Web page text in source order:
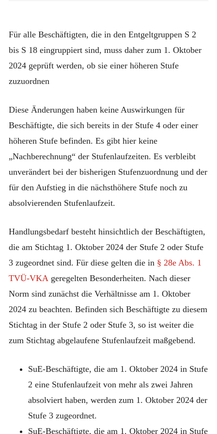
Für alle Beschäftigten, die in den Entgeltgruppen S 2
bis S 18 eingruppiert sind, muss daher zum 1. Oktober
2024 geprüft werden, ob sie einer höheren Stufe
zuzuordnen
Diese Änderungen haben keine Auswirkungen für
Beschäftigte, die sich bereits in der Stufe 4 oder einer
höheren Stufe befinden. Es gibt hier keine
„Nachberechnung“ der Stufenlaufzeiten. Es verbleibt
unverändert bei der bisherigen Stufenzuordnung und der
für den Aufstieg in die nächsthöhere Stufe noch zu
absolvierenden Stufenlaufzeit.
Handlungsbedarf besteht hinsichtlich der Beschäftigten,
die am Stichtag 1. Oktober 2024 der Stufe 2 oder Stufe
3 zugeordnet sind. Für diese gelten die in § 28e Abs. 1
TVÜ-VKA geregelten Besonderheiten. Nach dieser
Norm sind zunächst die Verhältnisse am 1. Oktober
2024 zu beachten. Befinden sich Beschäftigte zu diesem
Stichtag in der Stufe 2 oder Stufe 3, so ist weiter die
zum Stichtag abgelaufene Stufenlaufzeit maßgebend.
SuE-Beschäftigte, die am 1. Oktober 2024 in Stufe
2 eine Stufenlaufzeit von mehr als zwei Jahren
absolviert haben, werden zum 1. Oktober 2024 der
Stufe 3 zugeordnet.
SuE-Beschäftigte, die am 1. Oktober 2024 in Stufe